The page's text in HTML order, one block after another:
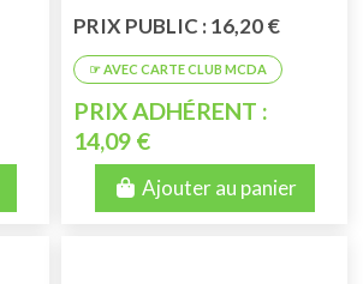
PRIX PUBLIC : 16,20 €
PRIX ADHÉRENT :
14,09 €
Ajouter au panier